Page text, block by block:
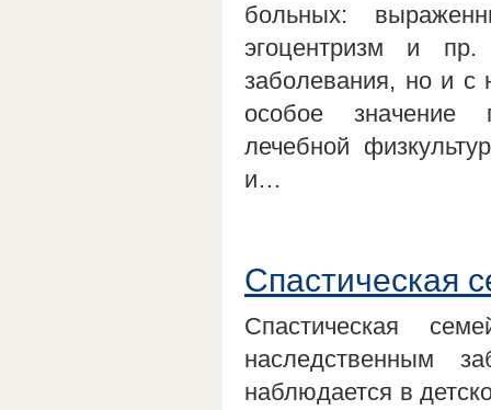
больных:
эгоцентризм и
заболевания, но и
особое значение
лечебной
и…
Спастическая
Спастическая
наследственным
наблюдается в